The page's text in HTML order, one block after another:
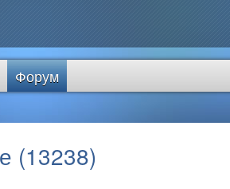
Форум
(13238)